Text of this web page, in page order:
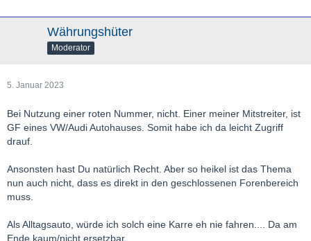
Währungshüter
Moderator
5. Januar 2023
Bei Nutzung einer roten Nummer, nicht. Einer meiner Mitstreiter, ist
GF eines VW/Audi Autohauses. Somit habe ich da leicht Zugriff
drauf.
Ansonsten hast Du natürlich Recht. Aber so heikel ist das Thema
nun auch nicht, dass es direkt in den geschlossenen Forenbereich
muss.
Als Alltagsauto, würde ich solch eine Karre eh nie fahren.... Da am
Ende kaum/nicht ersetzbar.